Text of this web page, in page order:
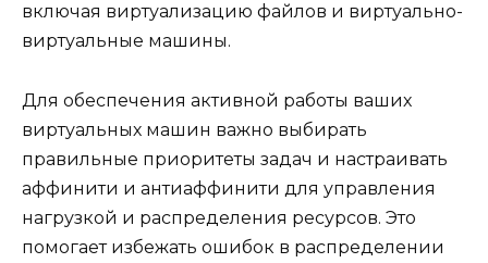
включая виртуализацию файлов и виртуально-
виртуальные машины.
Для обеспечения активной работы ваших
виртуальных машин важно выбирать
правильные приоритеты задач и настраивать
аффинити и антиаффинити для управления
нагрузкой и распределения ресурсов. Это
помогает избежать ошибок в распределении